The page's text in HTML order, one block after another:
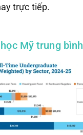
trực tiếp.
Mỹ trung bình